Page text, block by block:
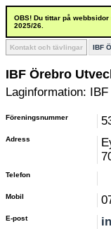
OBS! Du tittar på
2025/26.
Kontakt och tävlingar IBF
IBF Örebro
Laginformation:
Föreningsnummer
Adress
Telefon
Mobil
E-post